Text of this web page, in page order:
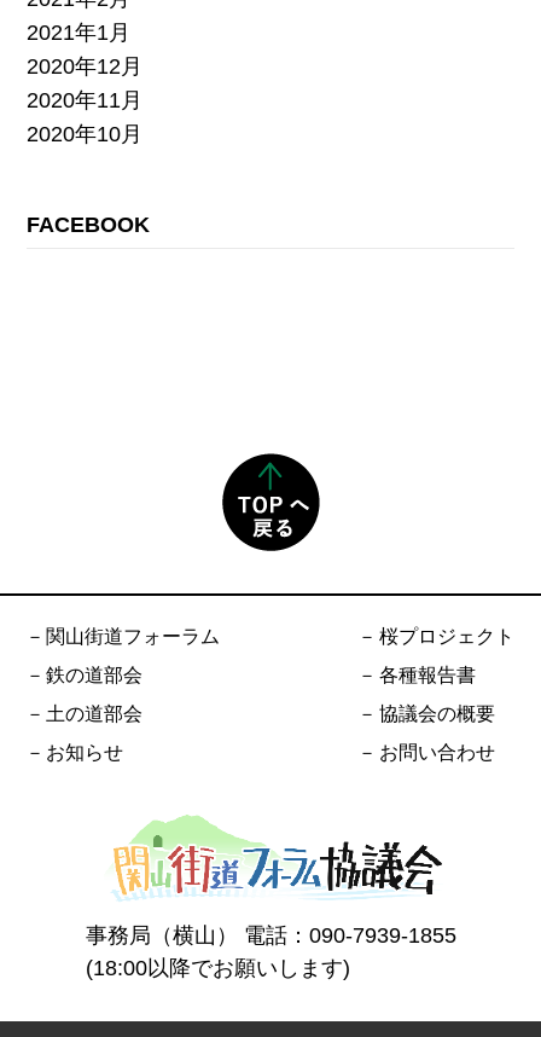
2021年1月
2020年12月
2020年11月
2020年10月
FACEBOOK
事務局（横山） 電話： 090-7939-1855
(18:00以降でお願いします)
関山街道フォーラム
鉄の道部会
土の道部会
お知らせ
桜プロジェクト
各種報告書
協議会の概要
お問い合わせ